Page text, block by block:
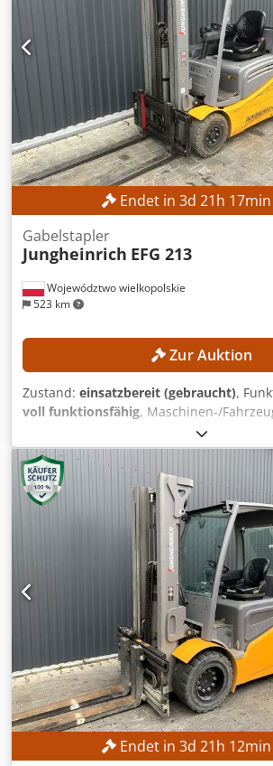
Endet in 3d 21h 17min
Województwo wielkopolskie
523 km
Gabelstapler
Jungheinrich EFG 213
Zur Auktion
Zustand: einsatzbereit (gebraucht),
voll funktionsfähig, Maschinen-/
,
Hubhöhe:4.700 mm, Freihub:1.535 mm
Bauhöhe:
2.125 mm , Ausstattung:
Mindestpreis - garantierter Verkauf zum
TECHNISCHE DETAILS Hubhöhe: 4.700
mm Freihub: 1.535 mm Dcjdpfx Abezrlv
MASCHINEN-DETAILS Masttyp:
Batteriespannung: 48 V Batteriekapazität:
Betriebsstunden: 17.268 h
Batterie Ladegerät Externe Referenz:
Endet in 3d 21h 12min